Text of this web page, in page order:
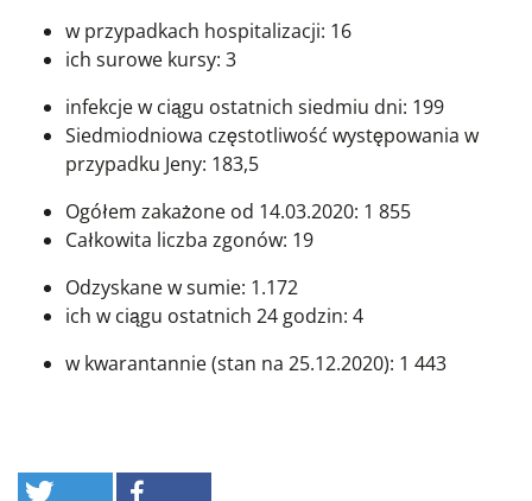
w przypadkach hospitalizacji: 16
ich surowe kursy: 3
infekcje w ciągu ostatnich siedmiu dni: 199
Siedmiodniowa częstotliwość występowania w
przypadku Jeny: 183,5
Ogółem zakażone od 14.03.2020: 1 855
Całkowita liczba zgonów: 19
Odzyskane w sumie: 1.172
ich w ciągu ostatnich 24 godzin: 4
w kwarantannie (stan na 25.12.2020): 1 443